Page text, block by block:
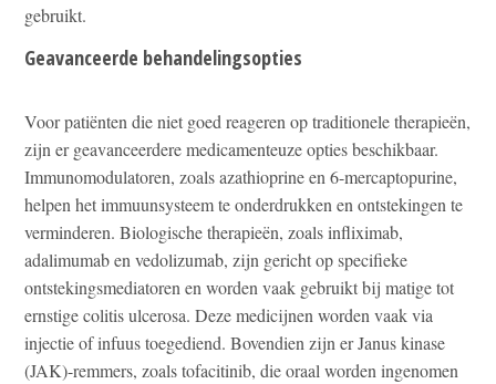
gebruikt.
Geavanceerde behandelingsopties
Voor patiënten die niet goed reageren op traditionele therapieën,
zijn er geavanceerdere medicamenteuze opties beschikbaar.
Immunomodulatoren, zoals azathioprine en 6-mercaptopurine,
helpen het immuunsysteem te onderdrukken en ontstekingen te
verminderen. Biologische therapieën, zoals infliximab,
adalimumab en vedolizumab, zijn gericht op specifieke
ontstekingsmediatoren en worden vaak gebruikt bij matige tot
ernstige colitis ulcerosa. Deze medicijnen worden vaak via
injectie of infuus toegediend. Bovendien zijn er Janus kinase
(JAK)-remmers, zoals tofacitinib, die oraal worden ingenomen